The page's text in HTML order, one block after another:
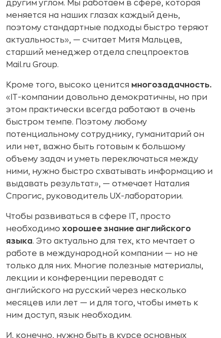
другим углом. Мы работаем в сфере, которая
меняется на наших глазах каждый день,
поэтому стандартные подходы быстро теряют
актуальность», — считает Митя Мальцев,
старший менеджер отдела спецпроектов
Mail.ru Group.
Кроме того, высоко ценится многозадачность.
«IT-компании довольно демократичны, но при
этом практически всегда работают в очень
быстром темпе. Поэтому любому
потенциальному сотруднику, гуманитарий он
или нет, важно быть готовым к большому
объему задач и уметь переключаться между
ними, нужно быстро схватывать информацию и
выдавать результат», — отмечает Наталия
Спрогис, руководитель UX-лаборатории.
Чтобы развиваться в сфере IT, просто
необходимо хорошее знание английского
языка. Это актуально для тех, кто мечтает о
работе в международной компании — но не
только для них. Многие полезные материалы,
лекции и конференции переводят с
английского на русский через несколько
месяцев или лет — и для того, чтобы иметь к
ним доступ, язык необходим.
И, конечно, нужно быть в курсе основных